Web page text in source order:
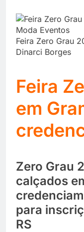
Feira Zero Grau
Dinarci Borges
Feira
em
Zero Grau
calçados
para
RS